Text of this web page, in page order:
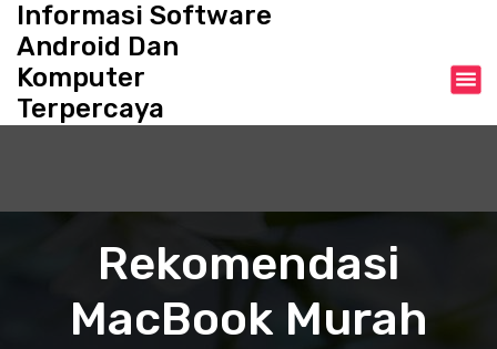
Informasi Software
Android Dan
Komputer
Terpercaya
Rekomendasi
MacBook Murah